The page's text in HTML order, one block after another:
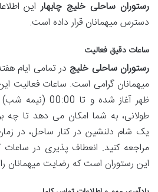
رستوران ساحلی خلیج چابهاراین
دسترس میهمانان قرار داده است.
ساعات دقیق فعالیت
رستوران ساحلی خلیج در تمامی ایام
ظهر آغاز شده و تا
طولانی، به شما امکان می دهد تا چه
یک شام دلنشین در کنار ساحل، در
مراجعه کنید. انعطاف پذیری در
این رستوران است که رضایت میهمانان را